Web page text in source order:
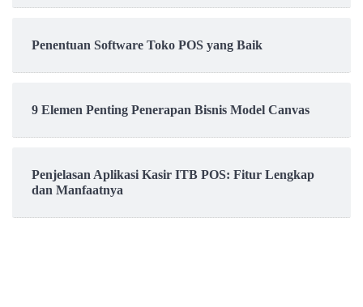
Penentuan Software Toko POS yang Baik
9 Elemen Penting Penerapan Bisnis Model Canvas
Penjelasan Aplikasi Kasir ITB POS: Fitur Lengkap
dan Manfaatnya